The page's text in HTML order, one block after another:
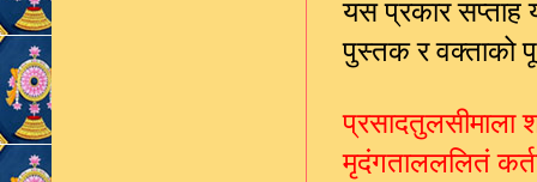
यस प्रकार सप्ताह
पुस्तक र वक्ताको
प्रसादतुलसीमाला
मृदंगतालललितं